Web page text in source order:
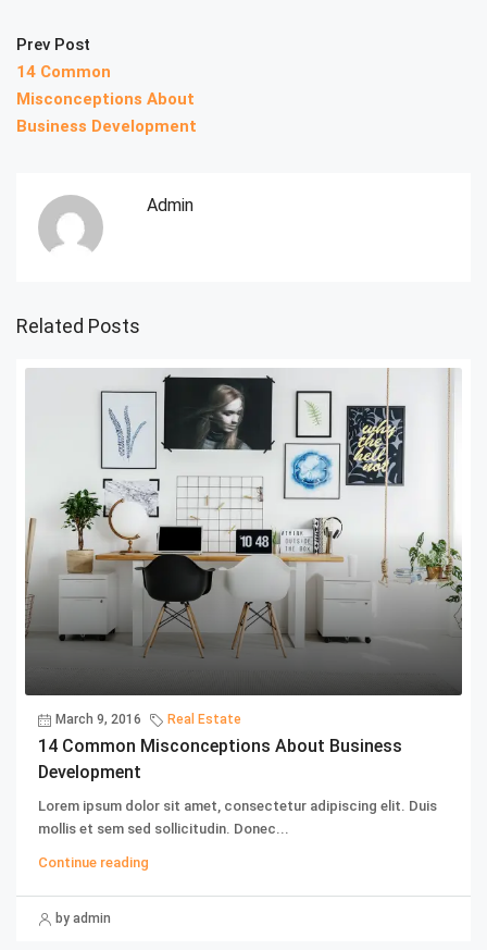
Prev Post
14 Common
Misconceptions About
Business Development
Admin
Related Posts
March 9, 2016 Real Estate
14 Common Misconceptions About Business
Development
Lorem ipsum dolor sit amet, consectetur adipiscing elit. Duis
mollis et sem sed sollicitudin. Donec...
Continue reading
by admin